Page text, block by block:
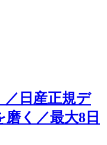
日産正規デ
く／最大8日